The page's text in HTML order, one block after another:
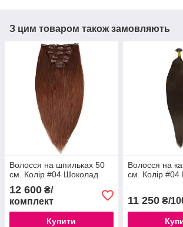
З цим товаром також замовляють
Волосся на шпильках 50
см. Колір #04 Шоколад
12 600 ₴/
комплект
Купити
Волосся на
см. Колір
11 250₴/